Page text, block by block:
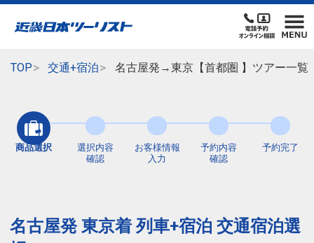
TOP 交通+宿泊 名古屋発→東京【首都圏 】ツアー一覧
商品選択
選択内容
確認
お客様情報
入力
予約内容
確認
予約完了
名古屋発 東京着 列車+宿泊 交通宿泊選